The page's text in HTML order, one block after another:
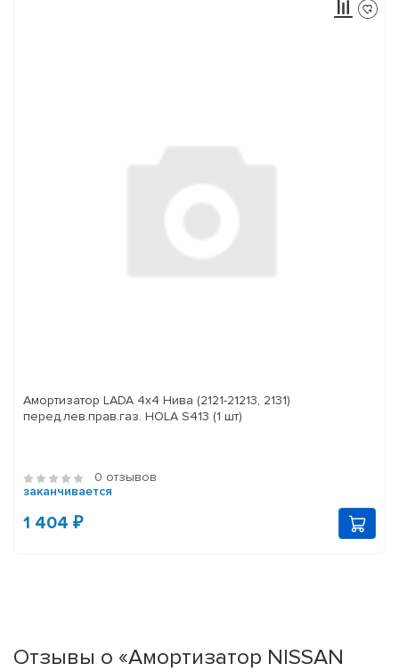
Амортизатор LADA 4x4 Нива (2121-21213, 2131)
перед.лев.прав.газ. HOLA S413 (1 шт)
0 отзывов
заканчивается
1 404 ₽
Отзывы о «Амортизатор NISSAN